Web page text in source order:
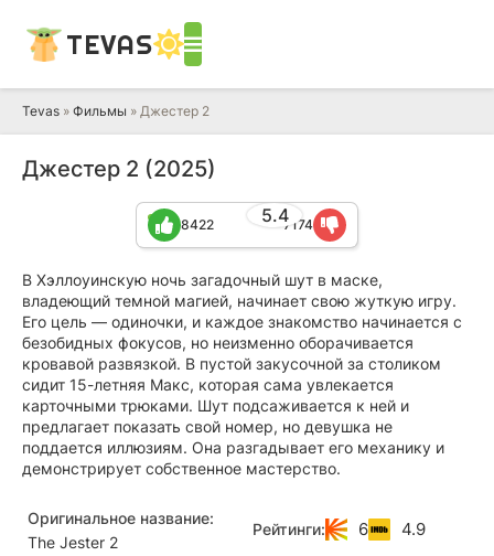
TEVAS
Tevas » Фильмы » Джестер 2
Джестер 2 (2025)
5.4
8422 7174
В Хэллоуинскую ночь загадочный шут в маске,
владеющий темной магией, начинает свою жуткую игру.
Его цель — одиночки, и каждое знакомство начинается с
безобидных фокусов, но неизменно оборачивается
кровавой развязкой. В пустой закусочной за столиком
сидит 15-летняя Макс, которая сама увлекается
карточными трюками. Шут подсаживается к ней и
предлагает показать свой номер, но девушка не
поддается иллюзиям. Она разгадывает его механику и
демонстрирует собственное мастерство.
Оригинальное название:
The Jester 2
Рейтинги: 6 4.9